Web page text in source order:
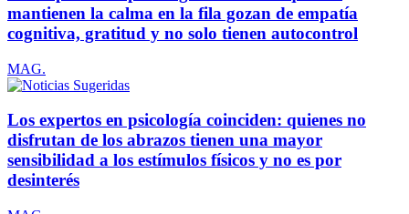
mantienen la calma en la fila gozan de empatía
cognitiva, gratitud y no solo tienen autocontrol
MAG.
Los expertos en psicología coinciden: quienes no
disfrutan de los abrazos tienen una mayor
sensibilidad a los estímulos físicos y no es por
desinterés